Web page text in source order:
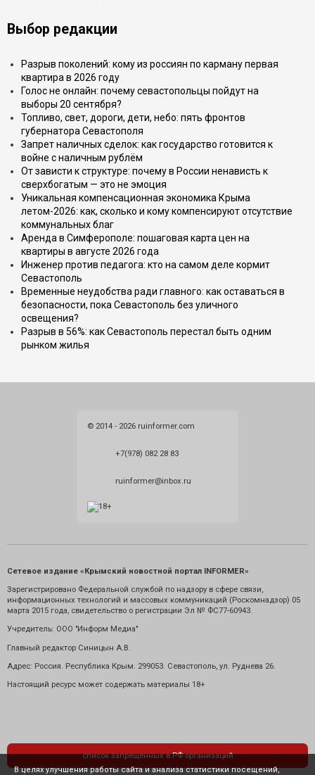
Выбор редакции
Разрыв поколений: кому из россиян по карману первая
квартира в 2026 году
Голос не онлайн: почему севастопольцы пойдут на
выборы 20 сентября?
Топливо, свет, дороги, дети, небо: пять фронтов
губернатора Севастополя
Запрет наличных сделок: как государство готовится к
войне с наличным рублём
От зависти к структуре: почему в России ненависть к
сверхбогатым — это не эмоция
Уникальная компенсационная экономика Крыма
летом-2026: как, сколько и кому компенсируют отсутствие
коммунальных благ
Аренда в Симферополе: пошаговая карта цен на
квартиры в августе 2026 года
Инженер против педагога: кто на самом деле кормит
Севастополь
Временные неудобства ради главного: как оставаться в
безопасности, пока Севастополь без уличного
освещения?
Разрыв в 56%: как Севастополь перестал быть одним
рынком жилья
© 2014 - 2026 ruinformer.com
+7(978) 082 28 83
ruinformer@inbox.ru
Сетевое издание «Крымский новостной портал INFORMER»
Зарегистрировано Федеральной службой по надзору в сфере связи,
информационных технологий и массовых коммуникаций (Роскомнадзор) 05
марта 2015 года, свидетельство о регистрации Эл № ФС77-60943.
Учредитель: ООО "Информ Медиа"
Главный редактор Синицын А.В.
Адрес: Россия. Республика Крым. 299053. Севастополь, ул. Руднева 26.
Настоящий ресурс может содержать материалы 18+
список запрещенных в РФ организаций
В целях улучшения работы сайта и анализа статистики посещений,